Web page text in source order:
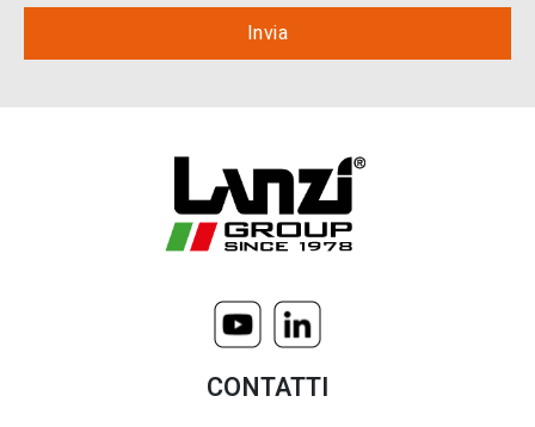
CONTATTI